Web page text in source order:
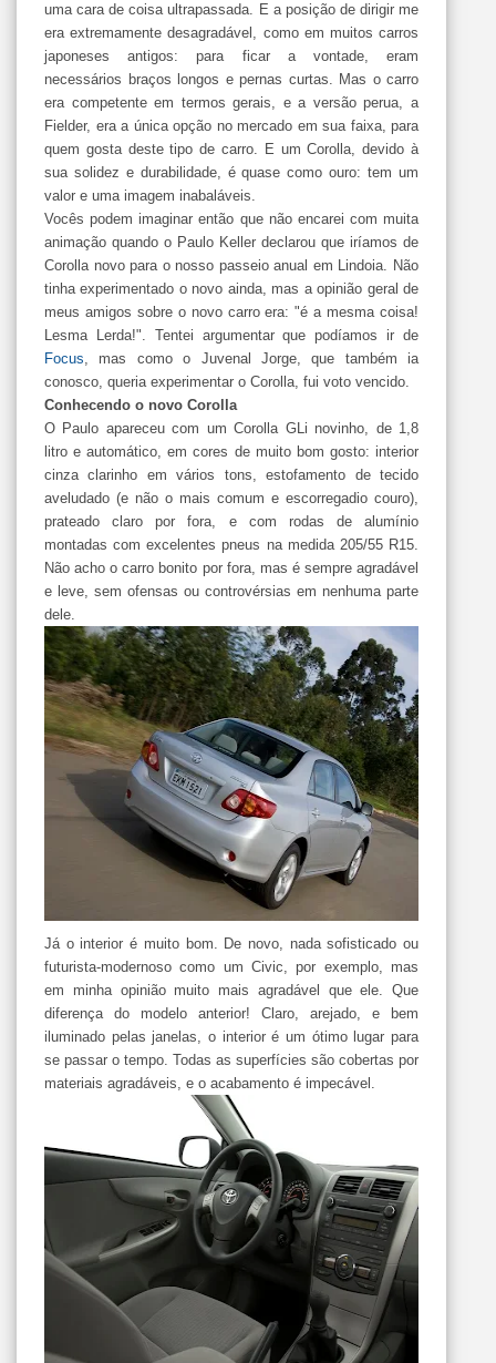
uma cara de coisa ultrapassada. E a posição de dirigir me
era extremamente desagradável, como em muitos carros
japoneses antigos: para ficar a vontade, eram
necessários braços longos e pernas curtas. Mas o carro
era competente em termos gerais, e a versão perua, a
Fielder, era a única opção no mercado em sua faixa, para
quem gosta deste tipo de carro. E um Corolla, devido à
sua solidez e durabilidade, é quase como ouro: tem um
valor e uma imagem inabaláveis.
Vocês podem imaginar então que não encarei com muita
animação quando o Paulo Keller declarou que iríamos de
Corolla novo para o nosso passeio anual em Lindoia. Não
tinha experimentado o novo ainda, mas a opinião geral de
meus amigos sobre o novo carro era: "é a mesma coisa!
Lesma Lerda!". Tentei argumentar que podíamos ir de
Focus, mas como o Juvenal Jorge, que também ia
conosco, queria experimentar o Corolla, fui voto vencido.
Conhecendo o novo Corolla
O Paulo apareceu com um Corolla GLi novinho, de 1,8
litro e automático, em cores de muito bom gosto: interior
cinza clarinho em vários tons, estofamento de tecido
aveludado (e não o mais comum e escorregadio couro),
prateado claro por fora, e com rodas de alumínio
montadas com excelentes pneus na medida 205/55 R15.
Não acho o carro bonito por fora, mas é sempre agradável
e leve, sem ofensas ou controvérsias em nenhuma parte
dele.
Já o interior é muito bom. De novo, nada sofisticado ou
futurista-modernoso como um Civic, por exemplo, mas
em minha opinião muito mais agradável que ele. Que
diferença do modelo anterior! Claro, arejado, e bem
iluminado pelas janelas, o interior é um ótimo lugar para
se passar o tempo. Todas as superfícies são cobertas por
materiais agradáveis, e o acabamento é impecável.